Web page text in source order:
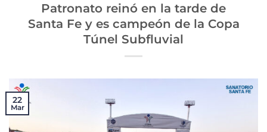
Patronato reinó en la tarde de
Santa Fe y es campeón de la Copa
Túnel Subfluvial
22
Mar